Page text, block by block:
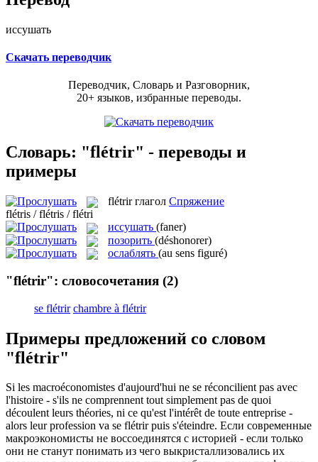
иссушать
Скачать переводчик
Переводчик, Словарь и Разговорник,
20+ языков, избранные переводы.
Словарь: "flétrir" - переводы и
примеры
flétrir глагол Спряжение
flétris / flétris / flétri
иссушать (faner)
позорить (déshonorer)
ослаблять (au sens figuré)
"flétrir": словосочетания (2)
se flétrir chambre à flétrir
Примеры предложений со словом
"flétrir"
Si les macroéconomistes d'aujourd'hui ne se réconcilient pas avec
l'histoire - s'ils ne comprennent tout simplement pas de quoi
découlent leurs théories, ni ce qu'est l'intérêt de toute entreprise -
alors leur profession va se flétrirpuis s'éteindre. Если современные
макроэкономисты не воссоединятся с историей - если только
они не станут понимать из чего выкристаллизовались их